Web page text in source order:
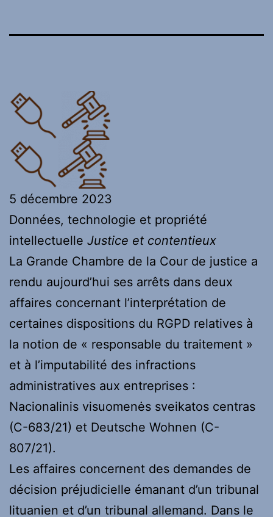
5 décembre 2023
Données, technologie et propriété
intellectuelle Justice et contentieux
La Grande Chambre de la Cour de justice a
rendu aujourd’hui ses arrêts dans deux
affaires concernant l’interprétation de
certaines dispositions du RGPD relatives à
la notion de « responsable du traitement »
et à l’imputabilité des infractions
administratives aux entreprises :
Nacionalinis visuomenės sveikatos centras
(C-683/21) et Deutsche Wohnen (C-
807/21).
Les affaires concernent des demandes de
décision préjudicielle émanant d’un tribunal
lituanien et d’un tribunal allemand. Dans le